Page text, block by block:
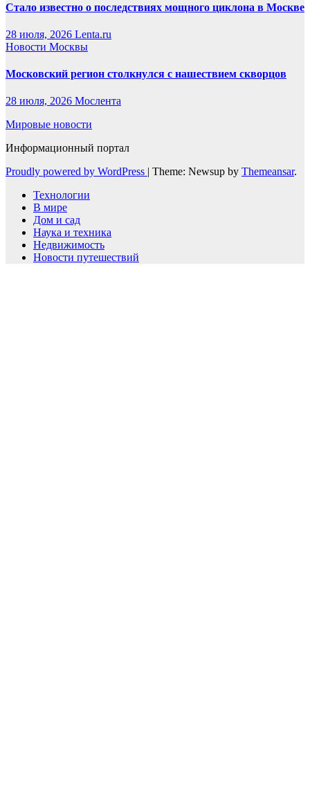
Стало известно о последствиях мощного циклона в Москве
28 июля, 2026 Lenta.ru
Новости Москвы
Московский регион столкнулся с нашествием скворцов
28 июля, 2026 Мослента
Мировые новости
Информационный портал
Proudly powered by WordPress | Theme: Newsup by Themeansar.
Технологии
В мире
Дом и сад
Наука и техника
Недвижимость
Новости путешествий